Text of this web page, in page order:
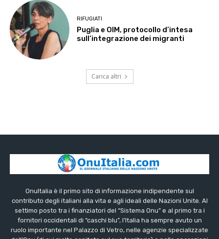
RIFUGIATI
Puglia e OIM, protocollo d’intesa
sull’integrazione dei migranti
Carica altri
OnuItalia è il primo sito di informazione indipendente sul
contributo degli italiani alla vita e agli ideali delle Nazioni Unite. Al
settimo posto tra i finanziatori del “Sistema Onu” e al primo tra i
fornitori occidentali di “caschi blu”, l’Italia ha sempre avuto un
ruolo importante nel Palazzo di Vetro, nelle agenzie specializzate